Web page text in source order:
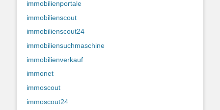
immobilienportale
immobilienscout
immobilienscout24
immobiliensuchmaschine
immobilienverkauf
immonet
immoscout
immoscout24